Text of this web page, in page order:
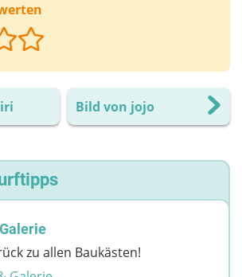
Bild von jojo
zu allen Baukästen!